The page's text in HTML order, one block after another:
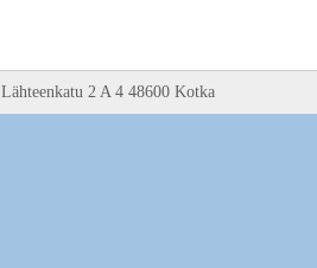
Lähteenkatu 2 A 4 48600 Kotka